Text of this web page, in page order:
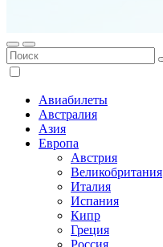
Авиабилеты
Австралия
Азия
Европа
Австрия
Великобритания
Италия
Испания
Кипр
Греция
Россия